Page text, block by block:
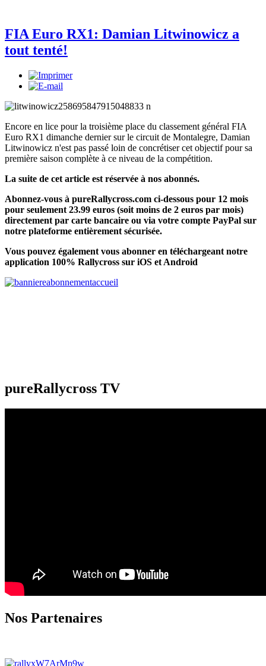
FIA Euro RX1: Damian Litwinowicz a
tout tenté!
Encore en lice pour la troisième place du classement général FIA
Euro RX1 dimanche dernier sur le circuit de Montalegre, Damian
Litwinowicz n'est pas passé loin de concrétiser cet objectif pour sa
première saison complète à ce niveau de la compétition.
La suite de cet article est réservée à nos abonnés.
Abonnez-vous à pureRallycross.com ci-dessous pour 12 mois
pour seulement 23.99 euros (soit moins de 2 euros par mois)
directement par carte bancaire ou via votre compte PayPal sur
notre plateforme entièrement sécurisée.
Vous pouvez également vous abonner en téléchargeant notre
application 100% Rallycross sur iOS et Android
pureRallycross TV
Nos Partenaires